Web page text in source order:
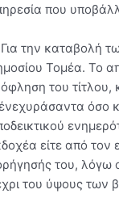
που
την καταβολή
Τομέα. Το
του
όσο
είτε από τον
του, λόγω
του ύψους των